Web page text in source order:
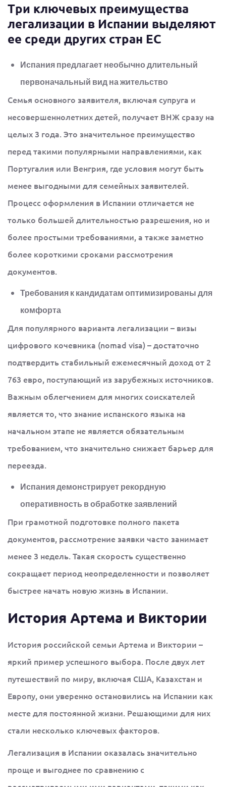
Три ключевых преимущества
легализации в Испании выделяют
ее среди других стран ЕС
Испания предлагает необычно длительный
первоначальный вид на жительство
Семья основного заявителя, включая супруга и
несовершеннолетних детей, получает ВНЖ сразу на
целых 3 года. Это значительное преимущество
перед такими популярными направлениями, как
Португалия или Венгрия, где условия могут быть
менее выгодными для семейных заявителей.
Процесс оформления в Испании отличается не
только большей длительностью разрешения, но и
более простыми требованиями, а также заметно
более короткими сроками рассмотрения
документов.
Требования к кандидатам оптимизированы для
комфорта
Для популярного варианта легализации – визы
цифрового кочевника (nomad visa) – достаточно
подтвердить стабильный ежемесячный доход от 2
763 евро, поступающий из зарубежных источников.
Важным облегчением для многих соискателей
является то, что знание испанского языка на
начальном этапе не является обязательным
требованием, что значительно снижает барьер для
переезда.
Испания демонстрирует рекордную
оперативность в обработке заявлений
При грамотной подготовке полного пакета
документов, рассмотрение заявки часто занимает
менее 3 недель. Такая скорость существенно
сокращает период неопределенности и позволяет
быстрее начать новую жизнь в Испании.
История Артема и Виктории
История российской семьи Артема и Виктории –
яркий пример успешного выбора. После двух лет
путешествий по миру, включая США, Казахстан и
Европу, они уверенно остановились на Испании как
месте для постоянной жизни. Решающими для них
стали несколько ключевых факторов.
Легализация в Испании оказалась значительно
проще и выгоднее по сравнению с